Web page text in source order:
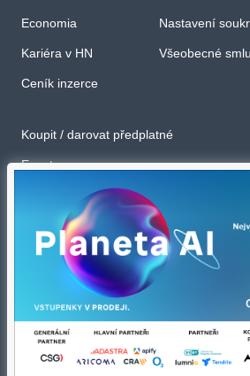
Economia
Kariéra v HN
Ceník inzerce
Nastavení
Všeobecné
Koupit / darovat předplatné
Eventy
Newslettery
RSS kanály
Autorská práva vykonává vydavatel. Bez
zakázáno jakékoli užití částí nebo celku díla,
šíření jakýmkoli způsobem, mechanickým
nebo jiném jazyce. Bez souhlasu vydavatele je
rozmnožování obsahu pro účely
podle ustanovení § 39c autorského zákona.